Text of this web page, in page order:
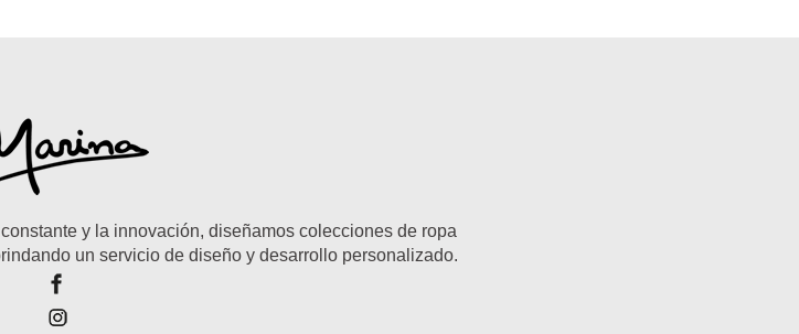
y la innovación, diseñamos colecciones de ropa
un servicio de diseño y desarrollo personalizado.